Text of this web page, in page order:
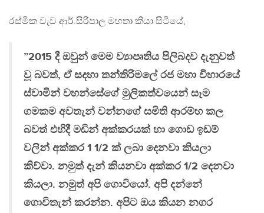
රස්මික වැව ආර්.සිරිපාල මහතා කියා සිටියේ,
”2015 දී ඔවුන් මෙම ව්‍යාපෘතිය පිලිබදව දැනුවත්
වූ බවත්, ඒ සදහා තන්තිරිමලේ රජ මහා විහාරයේ
ස්වාමින් වහන්සේගේ මුලිකත්වයෙන් සෑම
ගමකම අවතැන් වන්නගේ සමිති ආරම්භ කල
බවත් එහිදී මඩින් අක්කරයක් හා ගොඩ ඉඩම්
වලින් අක්කර 1 1/2 ක් ලබා දෙනවා කියලා
කිව්වා. නමුත් දැන් කියනවා අක්කර 1/2 දෙනවා
කියලා. නමුත් අපි ගොවියෝ. අපි දන්නේ
ගොවිතැන් කරන්න. අපිට ඔය කියන නගර